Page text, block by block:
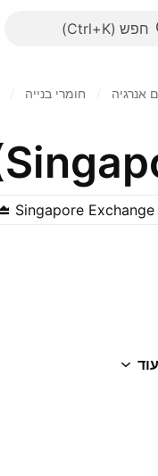
חפש
אנרגיה חומרי בנייה
Singapore Exchange
עוד